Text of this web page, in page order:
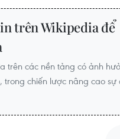
trên Wikipedia để
trên các nền tảng có ảnh
chiến lược nâng cao sự